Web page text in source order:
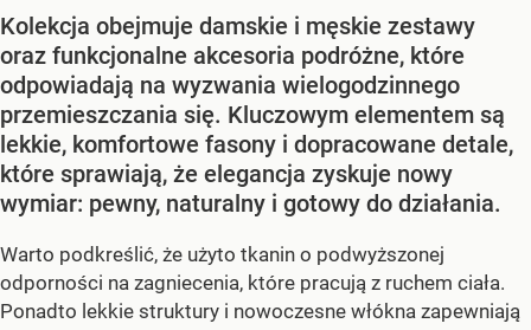
Kolekcja obejmuje damskie i męskie zestawy
oraz funkcjonalne akcesoria podróżne, które
odpowiadają na wyzwania wielogodzinnego
przemieszczania się. Kluczowym elementem są
lekkie, komfortowe fasony i dopracowane detale,
które sprawiają, że elegancja zyskuje nowy
wymiar: pewny, naturalny i gotowy do działania.
Warto podkreślić, że użyto tkanin o podwyższonej
odporności na zagniecenia, które pracują z ruchem ciała.
Ponadto lekkie struktury i nowoczesne włókna zapewniają